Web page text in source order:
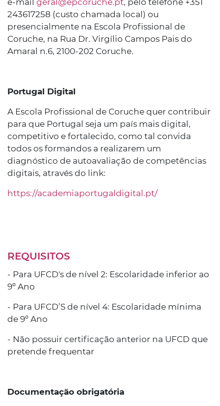
e-mail geral@epcoruche.pt, pelo telefone +351
243617258 (custo chamada local) ou
presencialmente na Escola Profissional de
Coruche, na Rua Dr. Virgílio Campos Pais do
Amaral n.6, 2100-202 Coruche.
Portugal Digital
A Escola Profissional de Coruche quer contribuir
para que Portugal seja um país mais digital,
competitivo e fortalecido, como tal convida
todos os formandos a realizarem um
diagnóstico de autoavaliação de competências
digitais, através do link:
https://academiaportugaldigital.pt/
REQUISITOS
- Para UFCD's de nível 2: Escolaridade inferior ao
9º Ano
- Para UFCD’S de nível 4: Escolaridade mínima
de 9º Ano
- Não possuir certificação anterior na UFCD que
pretende frequentar
Documentação obrigatória